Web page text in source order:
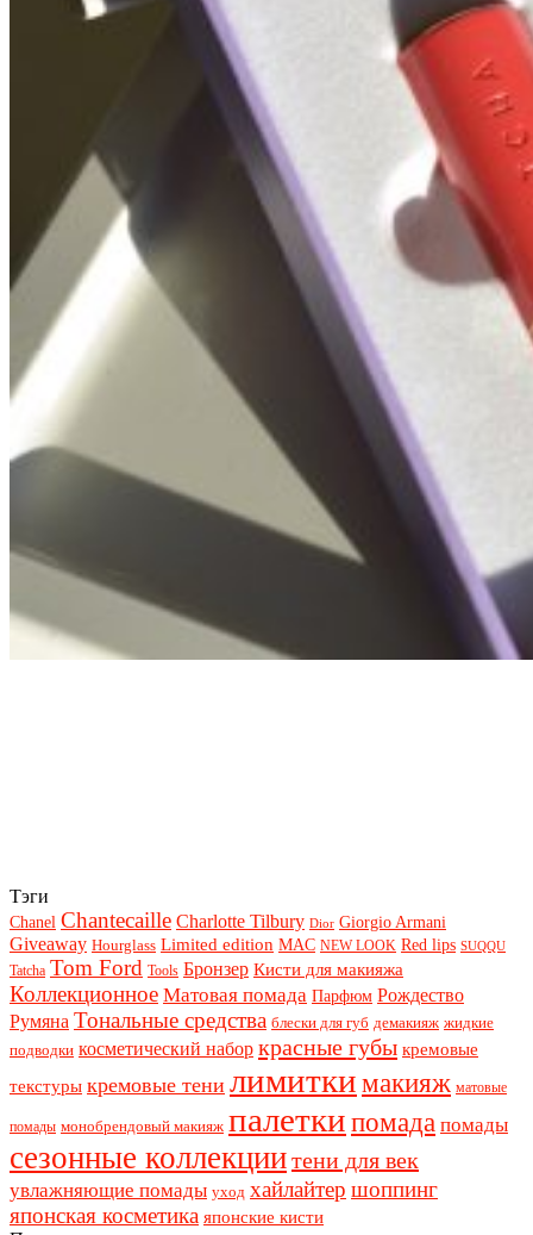
Тэги
Chanel Chantecaille Charlotte Tilbury Dior Giorgio Armani
Giveaway Hourglass Limited edition MAC NEW LOOK Red lips SUQQU
Tatcha Tom Ford Tools Бронзер Кисти для макияжа
Коллекционное Матовая помада Парфюм Рождество
Румяна Тональные средства блески для губ демакияж жидкие
подводки косметический набор красные губы кремовые
текстуры кремовые тени лимиткимакияж матовые
помады монобрендовый макияж палеткипомада помады
сезонные коллекциитени для век
увлажняющие помады уход хайлайтер шоппинг
японская косметика японские кисти